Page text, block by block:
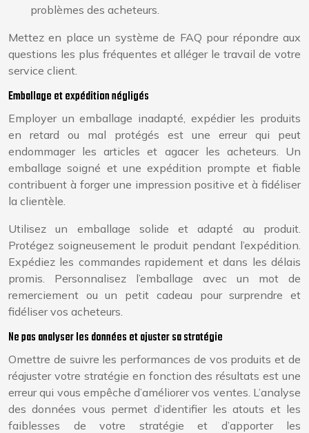
problèmes des acheteurs.
Mettez en place un système de FAQ pour répondre aux
questions les plus fréquentes et alléger le travail de votre
service client.
Emballage et expédition négligés
Employer un emballage inadapté, expédier les produits
en retard ou mal protégés est une erreur qui peut
endommager les articles et agacer les acheteurs. Un
emballage soigné et une expédition prompte et fiable
contribuent à forger une impression positive et à fidéliser
la clientèle.
Utilisez un emballage solide et adapté au produit.
Protégez soigneusement le produit pendant l’expédition.
Expédiez les commandes rapidement et dans les délais
promis. Personnalisez l’emballage avec un mot de
remerciement ou un petit cadeau pour surprendre et
fidéliser vos acheteurs.
Ne pas analyser les données et ajuster sa stratégie
Omettre de suivre les performances de vos produits et de
réajuster votre stratégie en fonction des résultats est une
erreur qui vous empêche d’améliorer vos ventes. L’analyse
des données vous permet d’identifier les atouts et les
faiblesses de votre stratégie et d’apporter les